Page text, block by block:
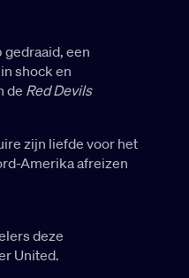
een
shock en
de Red Devils
zijn liefde voor het
Amerika afreizen
deze
United.